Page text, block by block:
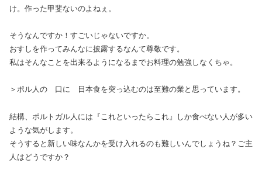
け。作った甲斐ないのよねぇ。
そうなんですか！すごいじゃないですか。
おすしを作ってみんなに披露するなんて尊敬です。
私はそんなことを出来るようになるまでお料理の勉強しなくちゃ。
＞ポル人の 口に 日本食を突っ込むのは至難の業と思っています。
結構、ポルトガル人には『これといったらこれ』しか食べない人が多い
ような気がします。
そうすると新しい味なんかを受け入れるのも難しいんでしょうね？ご主
人はどうですか？